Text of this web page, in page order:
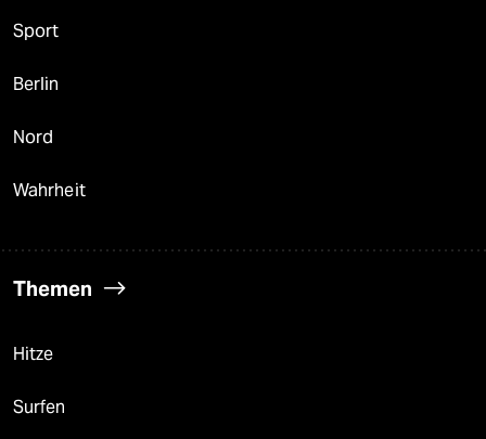
Sport
Berlin
Nord
Wahrheit
Themen
Hitze
Surfen